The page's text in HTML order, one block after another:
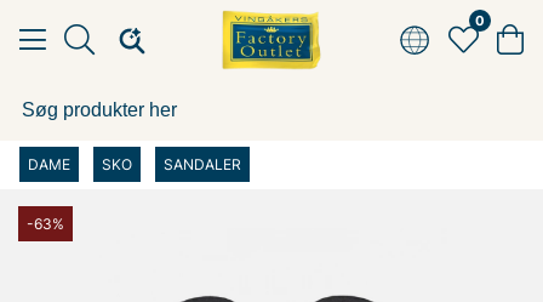
0
DAME SKO SANDALER
-63%